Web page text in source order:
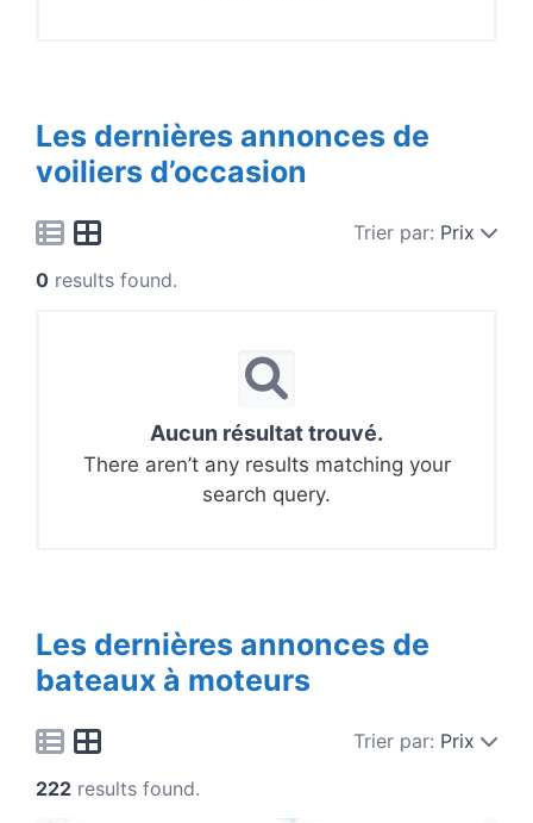
Les dernières annonces de
voiliers d’occasion
Trier par: Prix
0 results found.
Aucun résultat trouvé.
There aren’t any results matching your
search query.
Les dernières annonces de
bateaux à moteurs
Trier par: Prix
222 results found.